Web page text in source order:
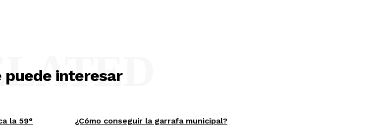
puede interesar
la 59° ¿Cómo conseguir la garrafa municipal?